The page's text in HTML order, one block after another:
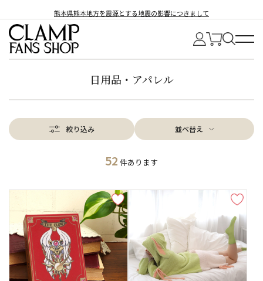
熊本県熊本地方を震源とする地震の影響につきまして
日用品・アパレル
絞り込み 並べ替え
52 件あります